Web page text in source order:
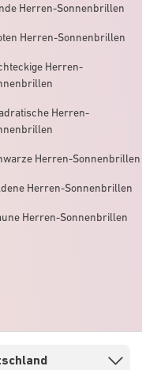
Herren-Sonnenbrillen
Herren-Sonnenbrillen
Herren-
Herren-
Herren-Sonnenbrillen
Herren-Sonnenbrillen
Herren-Sonnenbrillen